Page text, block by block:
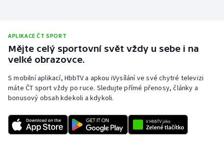
APLIKACE ČT SPORT
Mějte celý sportovní svět vždy u sebe i na
velké obrazovce.
S mobilní aplikací, HbbTV a apkou iVysílání ve své chytré televizi
máte ČT sport vždy po ruce. Sledujte přímé přenosy, články a
bonusový obsah kdekoli a kdykoli.